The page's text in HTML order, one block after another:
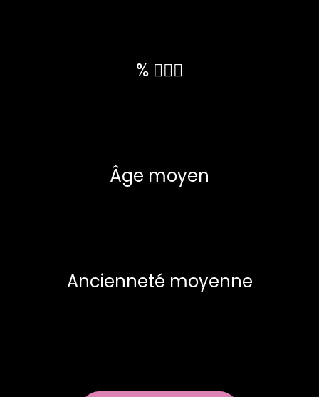
% 🙋🏼‍♂️
Âge moyen
Ancienneté moyenne